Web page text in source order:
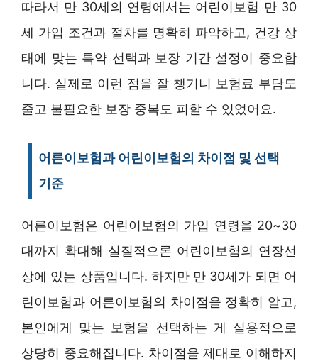
따라서 만 30세의 연령에서는 어린이보험 만 30
세 가입 조건과 절차를 명확히 파악하고, 건강 상
태에 맞는 특약 선택과 보장 기간 설정이 중요합
니다. 실제로 이런 점을 잘 챙기니 보험료 부담도
줄고 불필요한 보장 중복도 피할 수 있었어요.
어른이보험과 어린이보험의 차이점 및 선택
기준
어른이보험은 어린이보험의 가입 연령을 20~30
대까지 확대해 실질적으론 어린이보험의 연장선
상에 있는 상품입니다. 하지만 만 30세가 되면 어
린이보험과 어른이보험의 차이점을 정확히 알고,
본인에게 맞는 보험을 선택하는 게 실용적으로
상당히 중요해집니다. 차이점을 제대로 이해하지